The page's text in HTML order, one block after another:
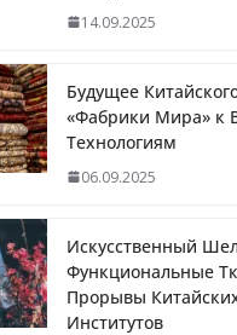
14.09.2025
Будущее
«Фабрики Мира» к
Технологиям
06.09.2025
Искусственный
Функциональные
Прорывы
Институтов